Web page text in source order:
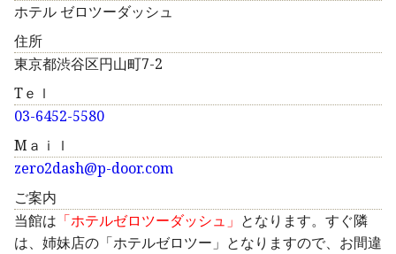
ホテル ゼロツーダッシュ
住所
東京都渋谷区円山町7-2
Tｅｌ
03-6452-5580
Mａｉｌ
zero2dash@p-door.com
ご案内
当館は 「ホテルゼロツーダッシュ」 となります。すぐ隣
は、姉妹店の「ホテルゼロツー」となりますので、お間違